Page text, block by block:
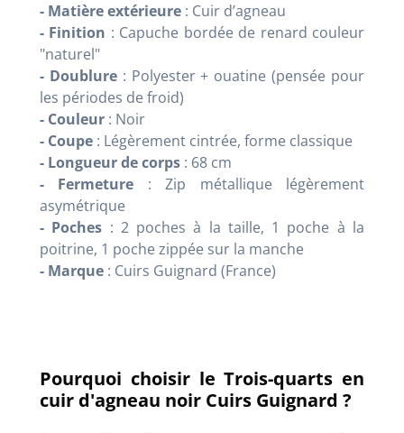
- Matière extérieure : Cuir d’agneau
- Finition : Capuche bordée de renard couleur
"naturel"
- Doublure: Polyester + ouatine (pensée pour
les périodes de froid)
- Couleur : Noir
- Coupe : Légèrement cintrée, forme classique
- Longueur de corps : 68 cm
- Fermeture : Zip métallique légèrement
asymétrique
- Poches : 2 poches à la taille, 1 poche à la
poitrine, 1 poche zippée sur la manche
- Marque : Cuirs Guignard (France)
Pourquoi choisir le Trois-quarts en
cuir d'agneau noir Cuirs Guignard ?